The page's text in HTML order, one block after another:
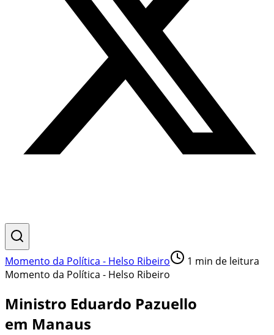
Momento da Política - Helso Ribeiro 1 min de leitura
Momento da Política - Helso Ribeiro
Ministro Eduardo Pazuello
em Manaus